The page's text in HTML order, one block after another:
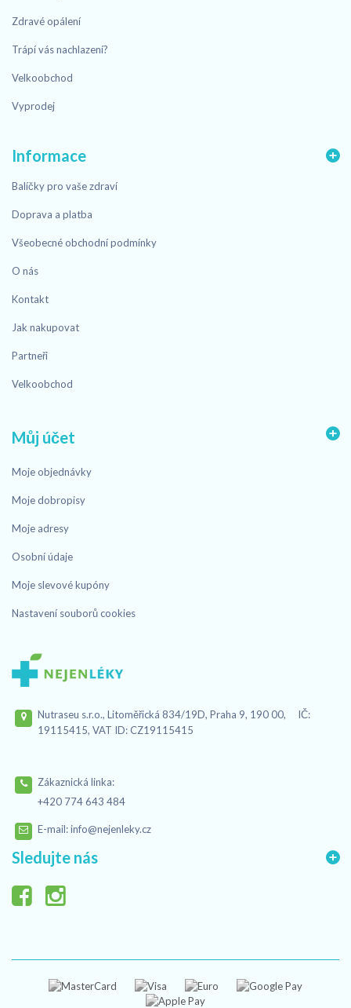
Zdravé opálení
Trápí vás nachlazení?
Velkoobchod
Vyprodej
Informace
Balíčky pro vaše zdraví
Doprava a platba
Všeobecné obchodní podmínky
O nás
Kontakt
Jak nakupovat
Partneři
Velkoobchod
Můj účet
Moje objednávky
Moje dobropisy
Moje adresy
Osobní údaje
Moje slevové kupóny
Nastavení souborů cookies
Nutraseu s.r.o., Litoměřická 834/19D, Praha 9, 190 00, IČ:
19115415, VAT ID: CZ19115415
Zákaznická linka:
+420 774 643 484
E-mail:info@nejenleky.cz
Sledujte nás